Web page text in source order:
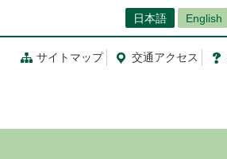
日本語 English
サイトマップ 交通アクセス